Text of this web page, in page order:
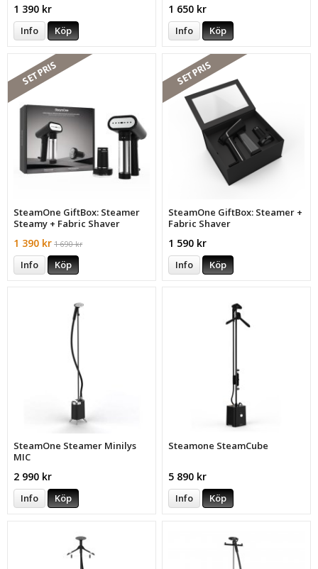
1 390 kr
Info Köp
1 650 kr
Info Köp
SETPRIS
SteamOne GiftBox: Steamer
Steamy + Fabric Shaver
1 390 kr 1 690 kr
Info Köp
SETPRIS
SteamOne GiftBox: Steamer +
Fabric Shaver
1 590 kr
Info Köp
SteamOne Steamer Minilys
MIC
2 990 kr
Info Köp
Steamone SteamCube
5 890 kr
Info Köp